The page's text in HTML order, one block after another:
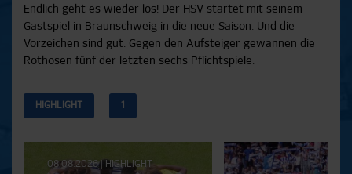
Pokal- und Testspiele
Testspiele
Bunte HSV-Welt
Verein
in voller Länge, sowie Spielzusammenfassungen,
exklusive Interviews, Pressekonferenzen und vieles
mehr.
JETZT ZUM ABO
Endlich geht es wieder los! Der HSV startet mit seinem
Gastspiel in Braunschweig in die neue Saison. Und die
Vorzeichen sind gut: Gegen den Aufsteiger gewannen die
Rothosen fünf der letzten sechs Pflichtspiele.
HIGHLIGHT 1
08.08.2026 HIGHLIGHT